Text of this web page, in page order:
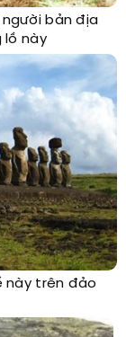
bản địa
lồ này
này trên đảo